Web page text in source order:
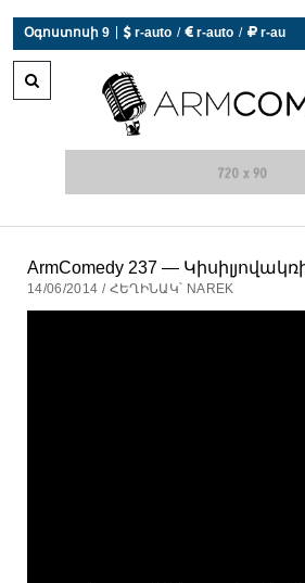
Օգոստոսի 9  r-auto /  r-auto /  r-au
ArmComedy 237 —
14/06/2014 / ՀԵՂԻՆԱԿ՝ NAREK